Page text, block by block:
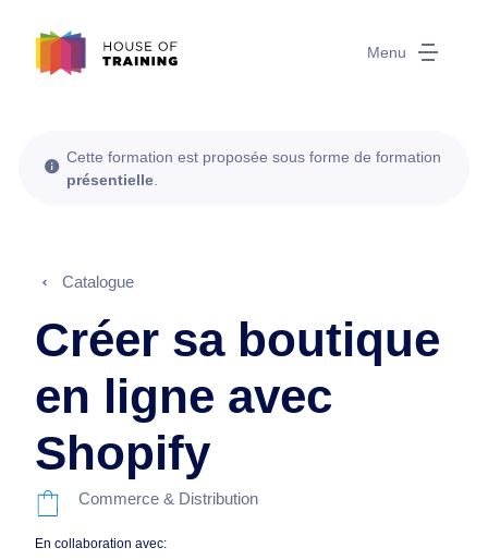
Menu
Cette formation est proposée sous forme de formation
présentielle
Catalogue
Créer sa boutique
en ligne avec
Shopify
Commerce & Distribution
En collaboration avec: